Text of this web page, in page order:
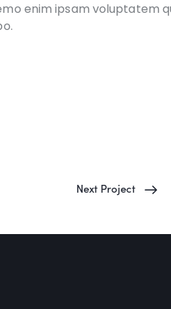
enim ipsam voluptatem
Next Project